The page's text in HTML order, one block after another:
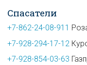
Спасатели
+7-862-24-08-911
+7-928-294-17-12
+7-928-854-03-63